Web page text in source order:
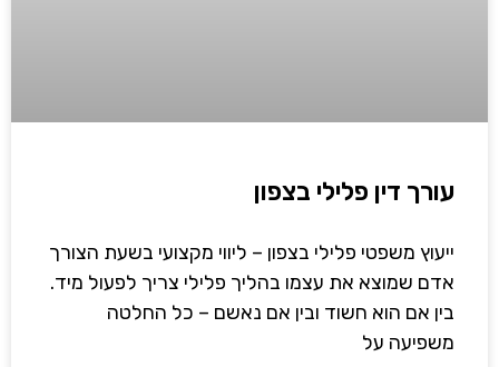
עורך דין פלילי בצפון
ייעוץ משפטי פלילי בצפון – ליווי מקצועי בשעת הצורך
אדם שמוצא את עצמו בהליך פלילי צריך לפעול מיד.
בין אם הוא חשוד ובין אם נאשם – כל החלטה
משפיעה על